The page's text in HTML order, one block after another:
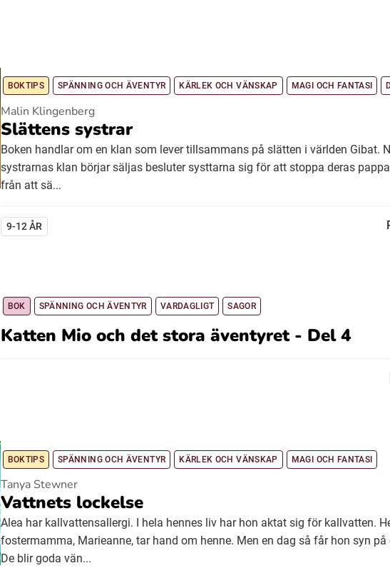
BOKTIPS SPÄNNING OCH ÄVENTYR KÄRLEK OCH VÄNSKAP MAGI OCH FANTASI
Malin Klingenberg
Slättens systrar
Boken handlar om en klan som lever tillsammans på slätten i världen Gibat.
systrarnas klan börjar säljas besluter systtarna sig för att stoppa deras
från att sä...
9-12 ÅR
BOK SPÄNNING OCH ÄVENTYR VARDAGLIGT SAGOR
Katten Mio och det stora äventyret - Del 4
BOKTIPS SPÄNNING OCH ÄVENTYR KÄRLEK OCH VÄNSKAP MAGI OCH FANTASI
Tanya Stewner
Vattnets lockelse
Alea har kallvattensallergi. I hela hennes liv har hon aktat sig för kallvatten.
fostermamma, Marieanne, tar hand om henne. Men en dag så får hon syn på
De blir goda vän...